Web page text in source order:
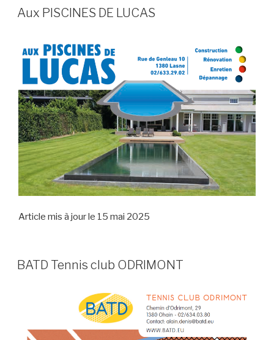
Aux PISCINES DE LUCAS
Article mis à jour le 15 mai 2025
BATD Tennis club ODRIMONT